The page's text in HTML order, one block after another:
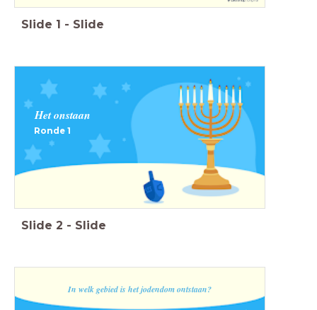
Slide 1 - Slide
Het onstaan
Ronde 1
Slide 2 - Slide
In welk gebied is het jodendom ontstaan?